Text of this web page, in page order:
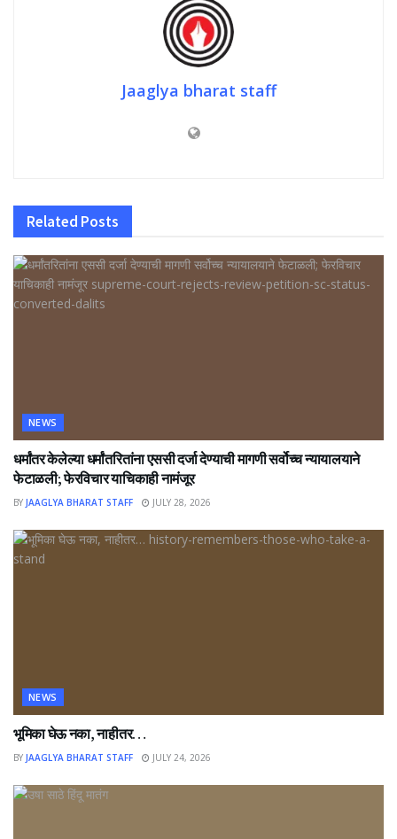
Jaaglya bharat staff
Related Posts
NEWS
धर्मांतर केलेल्या धर्मांतरितांना एससी दर्जा देण्याची मागणी सर्वोच्च न्यायालयाने
फेटाळली; फेरविचार याचिकाही नामंजूर
BY JAAGLYA BHARAT STAFF JULY 28, 2026
NEWS
भूमिका घेऊ नका, नाहीतर…
BY JAAGLYA BHARAT STAFF JULY 24, 2026